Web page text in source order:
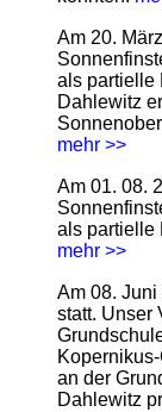
Am 20.
als partielle
Dahlewitz
mehr >>
Am 01. 08.
als partielle
mehr >>
Am 08.
statt. Unser
an der
Dahlewitz